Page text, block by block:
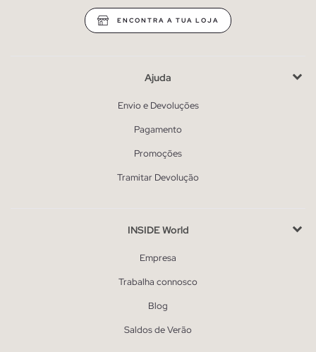
ENCONTRA A TUA LOJA
Ajuda
Envio e Devoluções
Pagamento
Promoções
Tramitar Devolução
INSIDE World
Empresa
Trabalha connosco
Blog
Saldos de Verão